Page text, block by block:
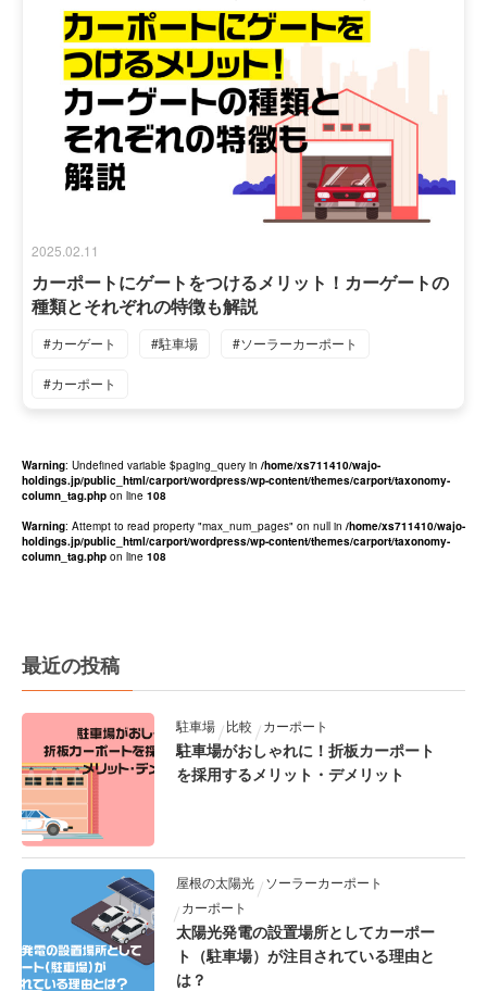
2025.02.11
カーポートにゲートをつけるメリット！カーゲートの
種類とそれぞれの特徴も解説
#カーゲート #駐車場 #ソーラーカーポート
#カーポート
Warning: Undefined variable $paging_query in /home/xs711410/wajo-
holdings.jp/public_html/carport/wordpress/wp-content/themes/carport/taxonomy-
column_tag.php on line 108
Warning: Attempt to read property "max_num_pages" on null in /home/xs711410/wajo-
holdings.jp/public_html/carport/wordpress/wp-content/themes/carport/taxonomy-
column_tag.php on line 108
最近の投稿
駐車場 比較 カーポート
駐車場がおしゃれに！折板カーポート
を採用するメリット・デメリット
屋根の太陽光
ソーラーカーポート
カーポート
太陽光発電の設置場所としてカーポー
ト（駐車場）が注目されている理由と
は？